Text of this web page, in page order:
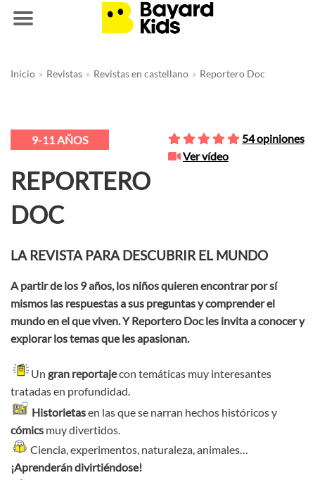
Saltar
Inicio » Revistas » Revistas en castellano » Reportero Doc
9-11 AÑOS
REPORTERO
DOC
54 opiniones
Ver vídeo
LA REVISTA PARA DESCUBRIR EL MUNDO
A partir de los 9 años, los niños quieren encontrar por sí
mismos las respuestas a sus preguntas y comprender el
mundo en el que viven. Y Reportero Doc les invita a conocer y
explorar los temas que les apasionan.
Un gran reportajecon temáticas muy interesantes
tratadas en profundidad.
Historietasen las que se narran hechos históricos y
cómics muy divertidos.
Ciencia, experimentos, naturaleza, animales…
¡Aprenderán divirtiéndose!